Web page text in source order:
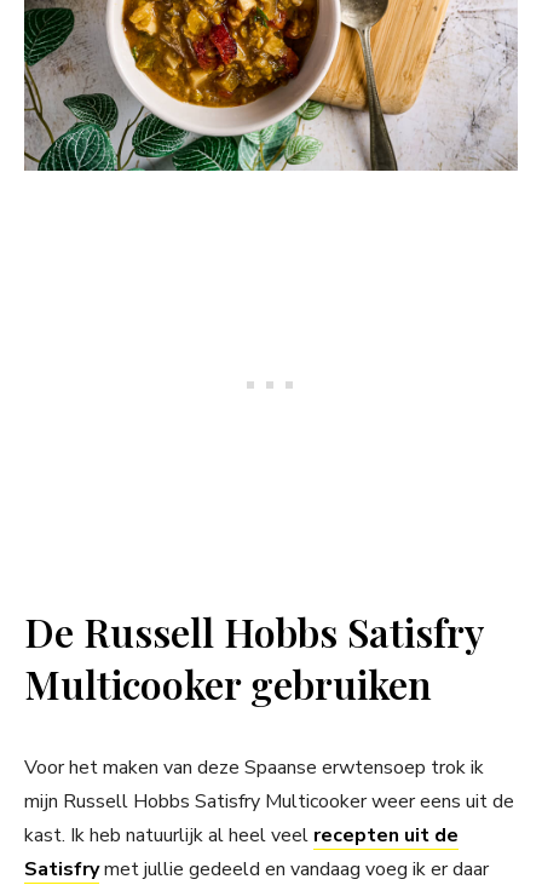
De Russell Hobbs Satisfry
Multicooker gebruiken
Voor het maken van deze Spaanse erwtensoep trok ik
mijn Russell Hobbs Satisfry Multicooker weer eens uit de
kast. Ik heb natuurlijk al heel veel recepten uit de
Satisfrymet jullie gedeeld en vandaag voeg ik er daar